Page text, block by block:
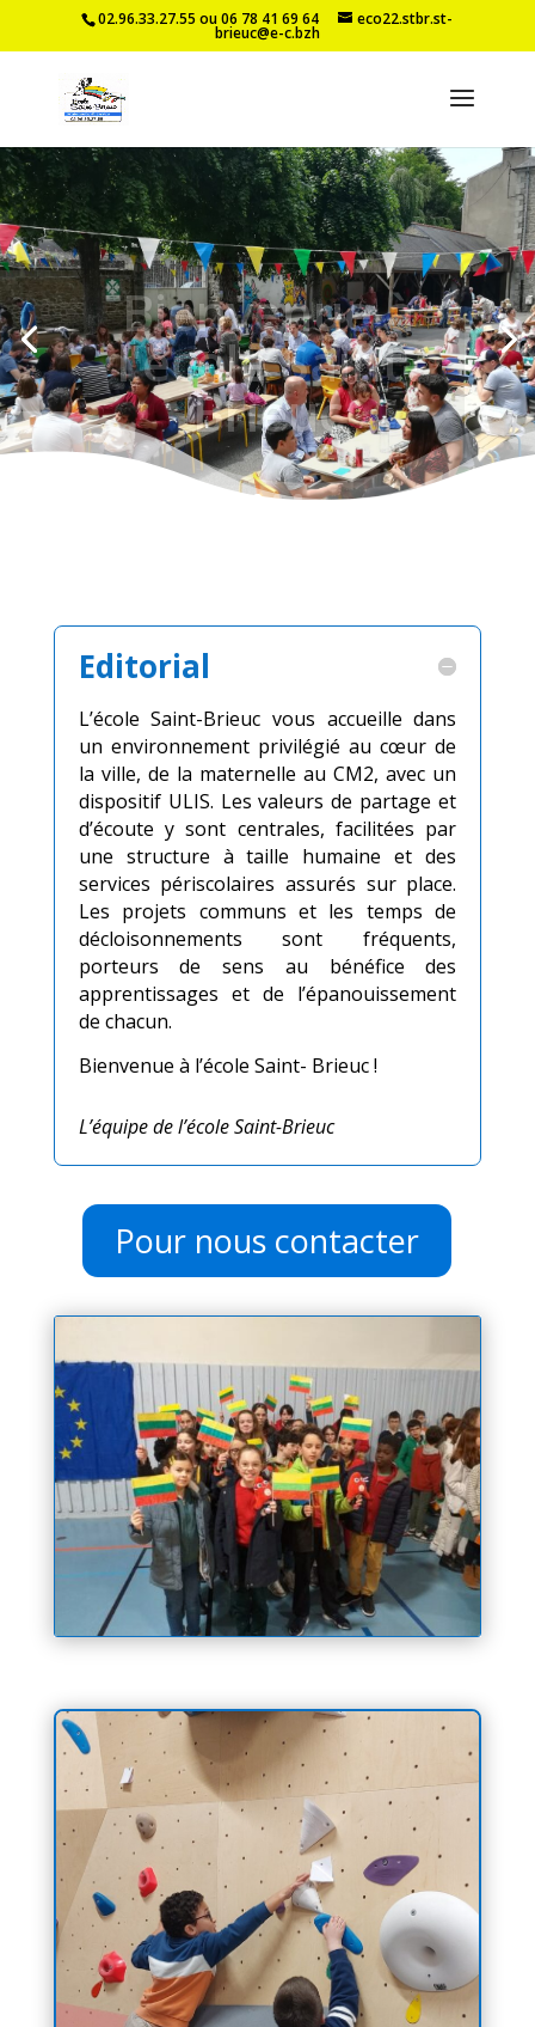
02.96.33.27.55 ou 06 78 41 69 64 eco22.stbr.st-
brieuc@e-c.bzh
Bienvenue à
l'école Saint-
Brieuc
Editorial
L’école Saint-Brieuc vous accueille dans
un environnement privilégié au cœur de
la ville, de la maternelle au CM2, avec un
dispositif ULIS. Les valeurs de partage et
d’écoute y sont centrales, facilitées par
une structure à taille humaine et des
services périscolaires assurés sur place.
Les projets communs et les temps de
décloisonnements sont fréquents,
porteurs de sens au bénéfice des
apprentissages et de l’épanouissement
de chacun.
Bienvenue à l’école Saint- Brieuc !
L’équipe de l’école Saint-Brieuc
Pour nous contacter